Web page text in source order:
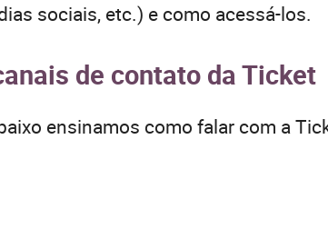
sociais, etc.) e como acessá-los.
de contato da Ticket
ensinamos como falar com a